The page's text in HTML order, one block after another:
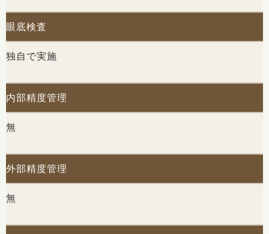
眼底検査
独自で実施
内部精度管理
無
外部精度管理
無